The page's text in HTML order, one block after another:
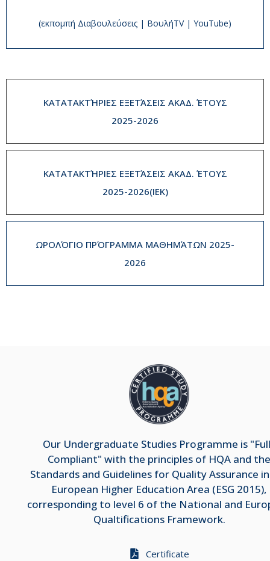
(εκπομπή Διαβουλεύσεις | ΒουλήTV | YouTube)
ΚΑΤΑΤΑΚΤΉΡΙΕΣ ΕΞΕΤΆΣΕΙΣ ΑΚΑΔ. ΈΤΟΥΣ
2025-2026
ΚΑΤΑΤΑΚΤΉΡΙΕΣ ΕΞΕΤΆΣΕΙΣ ΑΚΑΔ. ΈΤΟΥΣ
2025-2026(IEK)
ΩΡΟΛΌΓΙΟ ΠΡΌΓΡΑΜΜΑ ΜΑΘΗΜΆΤΩΝ 2025-
2026
Our Undergraduate Studies Programme is
Compliant" with the principles of HQA and the
Standards and Guidelines for Quality Assurance
European Higher Education Area (ESG 2015),
corresponding to level 6 of the National and
Qualtifications Framework.
Certificate